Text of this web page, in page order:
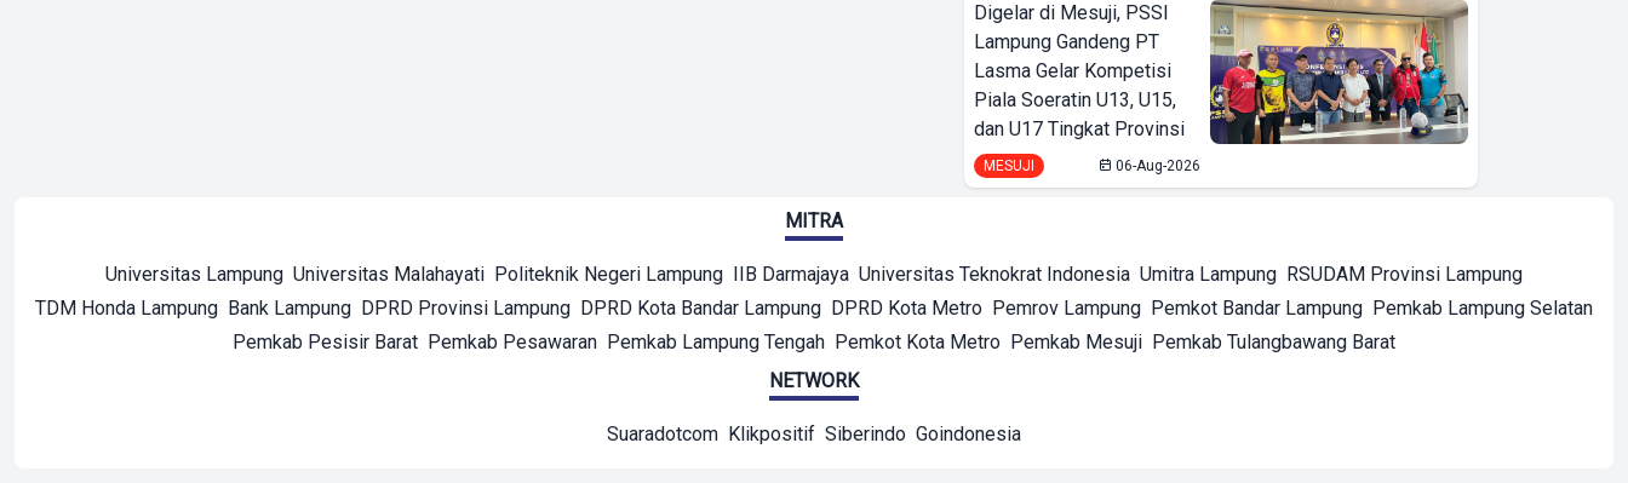
Digelar di Mesuji, PSSI
Lampung Gandeng PT
Lasma Gelar Kompetisi
Piala Soeratin U13, U15,
dan U17 Tingkat Provinsi
MESUJI 06-Aug-2026
MITRA
Universitas Lampung Universitas Malahayati Politeknik Negeri Lampung IIB Darmajaya Universitas Teknokrat Indonesia Umitra Lampung RSUDAM Provinsi Lampung
TDM Honda Lampung Bank Lampung DPRD Provinsi Lampung DPRD Kota Bandar Lampung DPRD Kota Metro Pemrov Lampung Pemkot Bandar Lampung Pemkab Lampung Selatan
Pemkab Pesisir Barat Pemkab Pesawaran Pemkab Lampung Tengah Pemkot Kota Metro Pemkab Mesuji Pemkab Tulangbawang Barat
NETWORK
Suaradotcom Klikpositif Siberindo Goindonesia